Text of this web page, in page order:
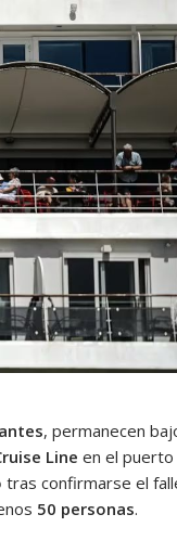
, permanecen
Line en el puerto
tras confirmarse el
50 personas.